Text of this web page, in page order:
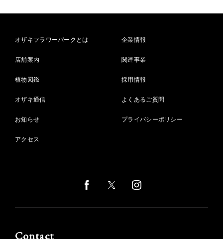
オザキフラワーパークとは
店舗案内
植物図鑑
オザキ通信
お知らせ
アクセス
企業情報
関連事業
採用情報
よくあるご質問
プライバシーポリシー
Contact